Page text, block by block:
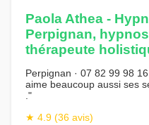
Paola Athea -
Perpignan,
thérapeute
Perpignan · 07 82 99 98
aime beaucoup aussi ses
."
★ 4.9 (36 avis)